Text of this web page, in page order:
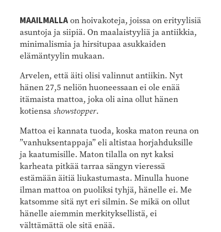
MAAILMALLAon hoivakoteja, joissa on erityylisiä
asuntoja ja siipiä. On maalaistyyliä ja antiikkia,
minimalismia ja hirsitupaa asukkaiden
elämäntyylin mukaan.
Arvelen, että äiti olisi valinnut antiikin. Nyt
hänen 27,5 neliön huoneessaan ei ole enää
itämaista mattoa, joka oli aina ollut hänen
kotiensashowstopper.
Mattoa ei kannata tuoda, koska maton reuna on
”vanhuksentappaja” eli altistaa horjahduksille
ja kaatumisille. Maton tilalla on nyt kaksi
karheata pitkää tarraa sängyn vieressä
estämään äitiä liukastumasta. Minulla huone
ilman mattoa on puoliksi tyhjä, hänelle ei. Me
katsomme sitä nyt eri silmin. Se mikä on ollut
hänelle aiemmin merkityksellistä, ei
välttämättä ole sitä enää.